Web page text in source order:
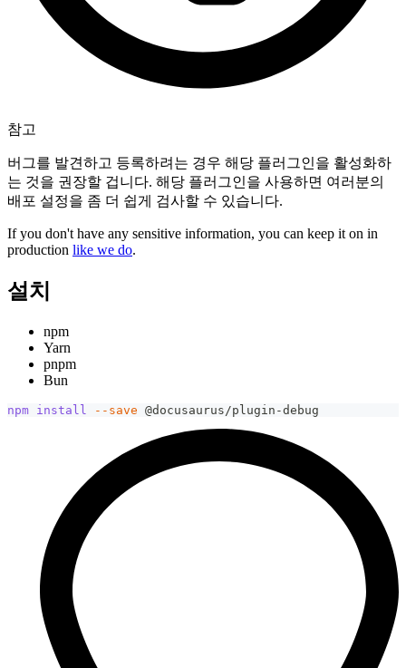
참고
버그를 발견하고 등록하려는 경우 해당 플러그인을 활성화하
는 것을 권장할 겁니다. 해당 플러그인을 사용하면 여러분의
배포 설정을 좀 더 쉽게 검사할 수 있습니다.
If you don't have any sensitive information, you can keep it on in
production like we do.
설치
npm
Yarn
pnpm
Bun
npm install --save @docusaurus/plugin-debug